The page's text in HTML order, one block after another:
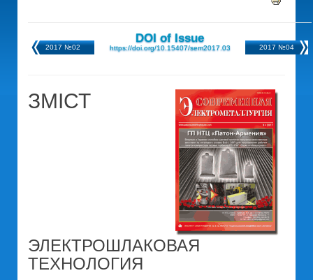
2017 №02
DOI of Issue
https://doi.org/10.15407/sem2017.03 2017 №04
ЗМІСТ
ЭЛЕКТРОШЛАКОВАЯ
ТЕХНОЛОГИЯ